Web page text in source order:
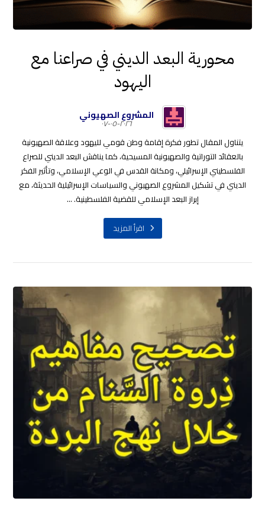
محورية البعد الديني في صراعنا مع
اليهود
المشروع الصهيوني
٢٠٢٦-٠٥-٠٧
يتناول المقال تطور فكرة إقامة وطن قومي لليهود وعلاقة الصهيونية
بالعقائد التوراتية والصهيونية المسيحية، كما يناقش البعد الديني للصراع
الفلسطيني الإسرائيلي، ومكانة القدس في الوعي الإسلامي، وتأثير الفكر
الديني في تشكيل المشروع الصهيوني والسياسات الإسرائيلية الحديثة، مع
إبراز البعد الإسلامي للقضية الفلسطينية. ...
اقرأ المزيد